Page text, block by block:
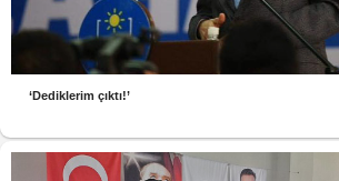
‘Dediklerim çıktı!’